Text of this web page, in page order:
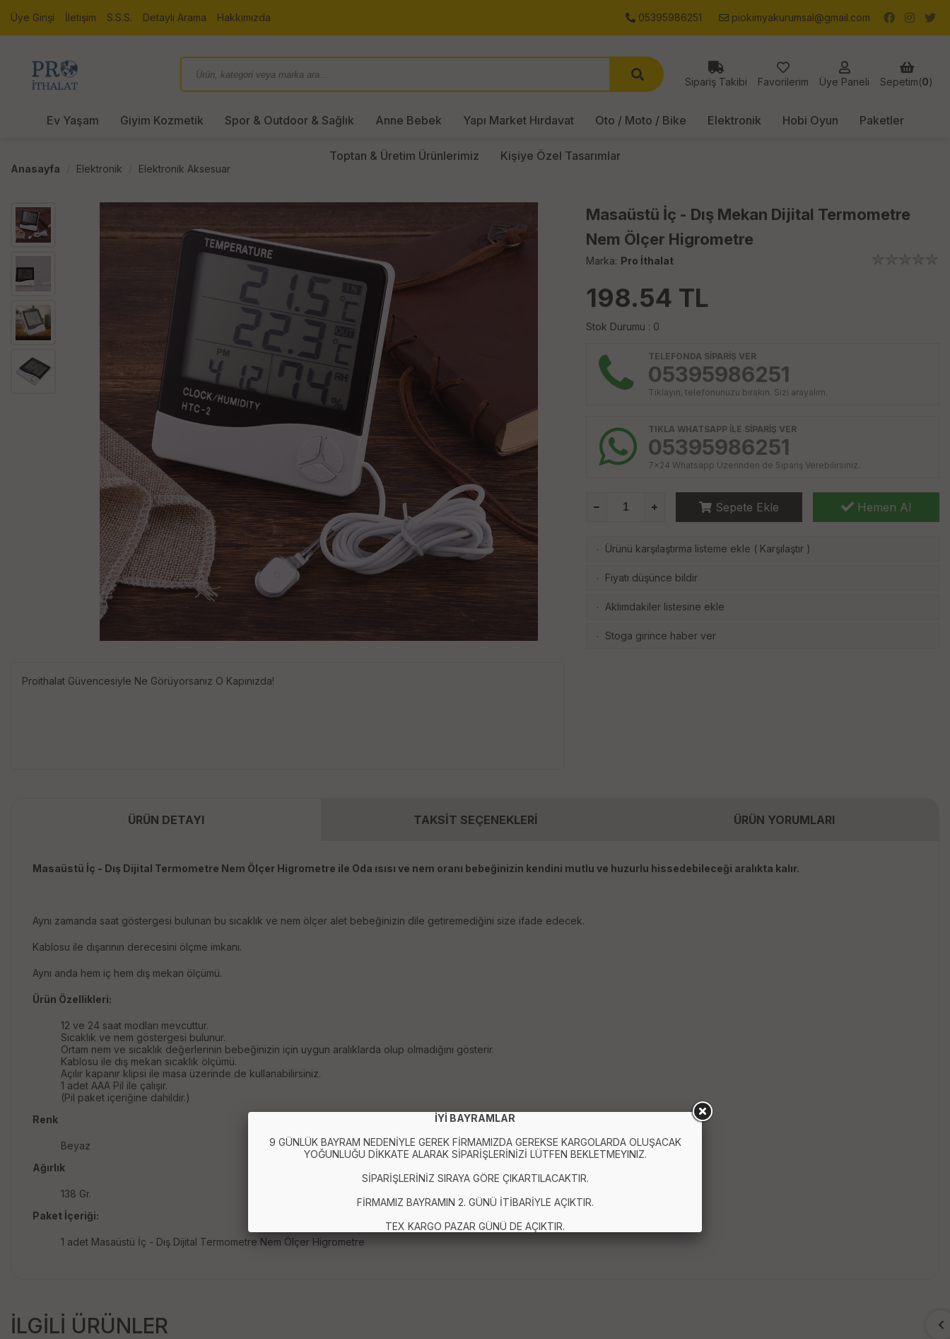
Üye Girişi İletişim S.S.S. Detaylı Arama Hakkımızda 05395986251 piokimyakurumsal@gmail.com
Sipariş Takibi Favorilerim Üye Paneli Sepetim(0)
Ev Yaşam Giyim Kozmetik Spor & Outdoor & Sağlık Anne Bebek Yapı Market Hırdavat Oto / Moto / Bike Elektronik Hobi Oyun Paketler
Toptan & Üretim Ürünlerimiz Kişiye Özel Tasarımlar
Anasayfa Elektronik Elektronik Aksesuar
Proithalat Güvencesiyle Ne Görüyorsanız O Kapınızda!
Masaüstü İç - Dış Mekan Dijital Termometre
Nem Ölçer Higrometre
Marka: Pro İthalat
198.54 TL
Stok Durumu : 0
TELEFONDA SİPARİŞ VER
05395986251
Tıklayın, telefonunuzu bırakın. Sizi arayalım.
TIKLA WHATSAPP İLE SİPARİŞ VER
05395986251
7x24 Whatsapp Üzerinden de Sipariş Verebilirsiniz.
Sepete Ekle Hemen Al
· Ürünü karşılaştırma listeme ekle ( Karşılaştır )
· Fiyatı düşünce bildir
· Aklımdakiler listesine ekle
· Stoga girince haber ver
ÜRÜN DETAYI TAKSİT SEÇENEKLERİ ÜRÜN YORUMLARI
Masaüstü İç - Dış Dijital Termometre Nem Ölçer Higrometre ile Oda ısısı ve nem oranı bebeğinizin kendini mutlu ve huzurlu hissedebileceği aralıkta kalır.
Aynı zamanda saat göstergesi bulunan bu sıcaklık ve nem ölçer alet bebeğinizin dile getiremediğini size ifade edecek.
Kablosu ile dışarının derecesini ölçme imkanı.
Aynı anda hem iç hem dış mekan ölçümü.
Ürün Özellikleri:
12 ve 24 saat modları mevcuttur.
Sıcaklık ve nem göstergesi bulunur.
Ortam nem ve sıcaklık değerlerinin bebeğinizin için uygun aralıklarda olup olmadığını gösterir.
Kablosu ile dış mekan sıcaklık ölçümü.
Açılır kapanır klipsi ile masa üzerinde de kullanabilirsiniz.
1 adet AAA Pil ile çalışır.
(Pil paket içeriğine dahildir.)
Renk
Beyaz
Ağırlık
138 Gr.
Paket İçeriği:
1 adet Masaüstü İç - Dış Dijital Termometre Nem Ölçer Higrometre
İLGİLİ ÜRÜNLER
İYİ BAYRAMLAR
9 GÜNLÜK BAYRAM NEDENİYLE GEREK FİRMAMIZDA GEREKSE KARGOLARDA OLUŞACAK
YOĞUNLUĞU DİKKATE ALARAK SİPARİŞLERİNİZİ LÜTFEN BEKLETMEYINIZ.
SİPARİŞLERİNİZ SIRAYA GÖRE ÇIKARTILACAKTIR.
FİRMAMIZ BAYRAMIN 2. GÜNÜ İTİBARİYLE AÇIKTIR.
TEX KARGO PAZAR GÜNÜ DE AÇIKTIR.